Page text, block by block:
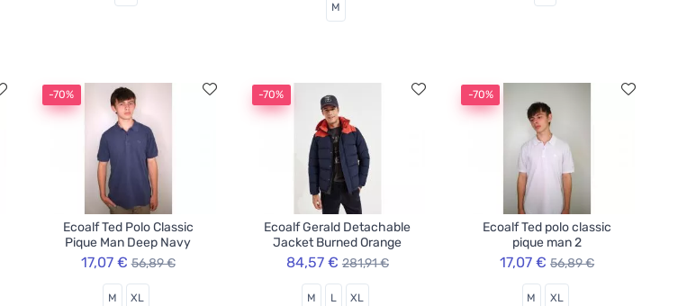
M
-70%
Ecoalf Ted Polo Classic
Pique Man Deep Navy
17,07 € 56,89 €
M XL
-70%
Ecoalf Gerald Detachable
Jacket Burned Orange
84,57 € 281,91 €
M L XL
-70%
Ecoalf Ted polo classic
pique man 2
17,07 € 56,89 €
M XL